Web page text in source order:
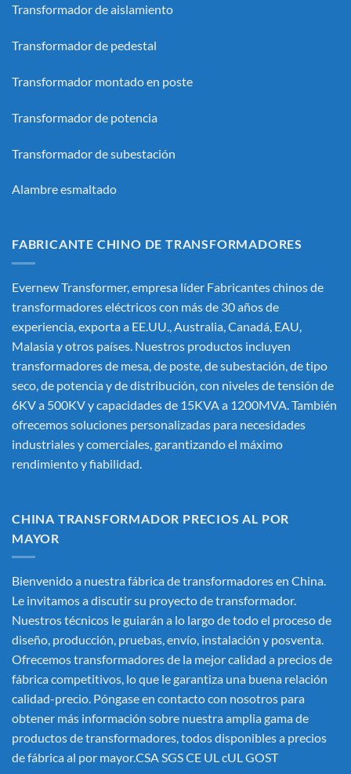
Transformador de aislamiento
Transformador de pedestal
Transformador montado en poste
Transformador de potencia
Transformador de subestación
Alambre esmaltado
FABRICANTE CHINO DE TRANSFORMADORES
Evernew Transformer, empresa líder Fabricantes chinos de
transformadores eléctricoscon más de 30 años de
experiencia, exporta a EE.UU., Australia, Canadá, EAU,
Malasia y otros países. Nuestros productos incluyen
transformadores de mesa, de poste, de subestación, de tipo
seco, de potencia y de distribución, con niveles de tensión de
6KV a 500KV y capacidades de 15KVA a 1200MVA. También
ofrecemos soluciones personalizadas para necesidades
industriales y comerciales, garantizando el máximo
rendimiento y fiabilidad.
CHINA TRANSFORMADOR PRECIOS AL POR
MAYOR
Bienvenido a nuestra fábrica de transformadores en China.
Le invitamos a discutir su proyecto de transformador.
Nuestros técnicos le guiarán a lo largo de todo el proceso de
diseño, producción, pruebas, envío, instalación y posventa.
Ofrecemos transformadores de la mejor calidad a precios de
fábrica competitivos, lo que le garantiza una buena relación
calidad-precio. Póngase en contacto con nosotros para
obtener más información sobre nuestra amplia gama de
productos de transformadores, todos disponibles a precios
de fábrica al por mayor.CSA SGS CE UL cUL GOST